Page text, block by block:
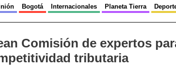
Bogotá Internacionales Planeta Tierra
Comisión de expertos
tributaria